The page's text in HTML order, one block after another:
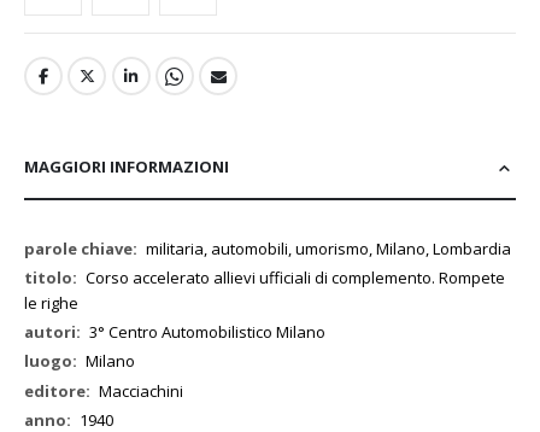
MAGGIORI INFORMAZIONI
Maggiori
Informazioni
militaria, automobili, umorismo, Milano, Lombardia
Corso accelerato allievi ufficiali di complemento. Rompete
le righe
3° Centro Automobilistico Milano
Milano
Macciachini
1940